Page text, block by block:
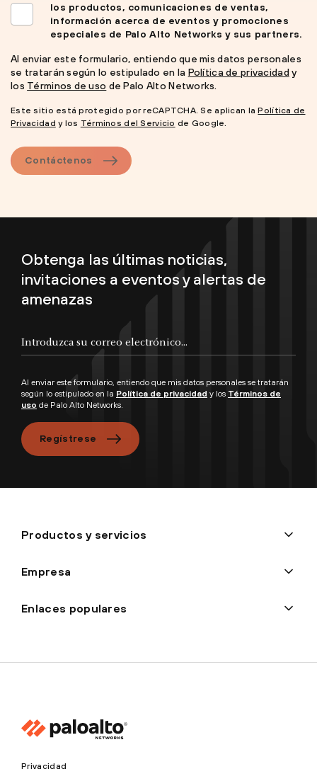
los productos, comunicaciones de ventas,
información acerca de eventos y promociones
especiales de Palo Alto Networks y sus partners.
Al enviar este formulario, entiendo que mis datos personales
se tratarán según lo estipulado en la Política de privacidady
los Términos de uso de Palo Alto Networks.
Este sitio está protegido por reCAPTCHA. Se aplican laPolítica de
Privacidad y los Términos del Servicio de Google.
Contáctenos
Obtenga las últimas noticias,
invitaciones a eventos y alertas de
amenazas
Al enviar este formulario, entiendo que mis datos personales se tratarán
según lo estipulado en la Política de privacidad y los Términos de
uso de Palo Alto Networks.
Regístrese
Productos y servicios
Empresa
Enlaces populares
Privacidad